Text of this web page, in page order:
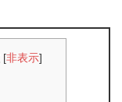
[非表示]